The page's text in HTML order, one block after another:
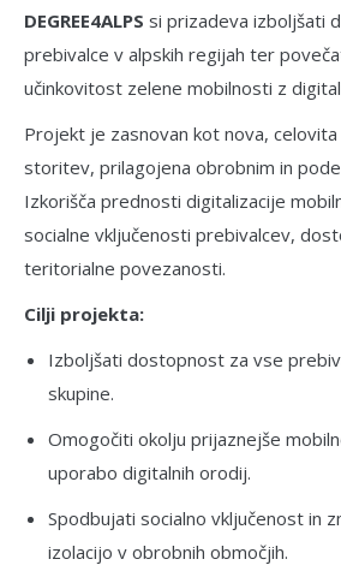
DEGREE4ALPS si prizadeva izboljšati
prebivalce v alpskih regijah ter
učinkovitost zelene mobilnosti z
Projekt je zasnovan kot nova,
storitev, prilagojena obrobnim in
Izkorišča prednosti digitalizacije
socialne vključenosti prebivalcev,
teritorialne povezanosti.
Cilji projekta:
Izboljšati dostopnost za vse
skupine.
Omogočiti okolju prijaznejše
uporabo digitalnih orodij.
Spodbujati socialno vključenost in
izolacijo v obrobnih območjih.